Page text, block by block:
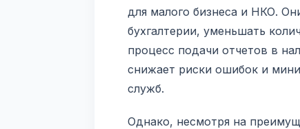
для малого бизнеса и НКО.
бухгалтерии, уменьшать
процесс подачи отчетов в
снижает риски ошибок и
служб.
Однако, несмотря на